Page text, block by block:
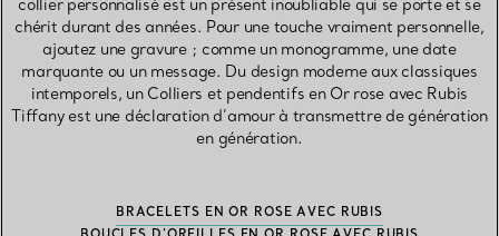
collier personnalisé est un présent inoubliable qui se porte et se
chérit durant des années. Pour une touche vraiment personnelle,
ajoutez une gravure ; comme un monogramme, une date
marquante ou un message. Du design moderne aux classiques
intemporels, un Colliers et pendentifs en Or rose avec Rubis
Tiffany est une déclaration d’amour à transmettre de génération
en génération.
BRACELETS EN OR ROSE AVEC RUBIS